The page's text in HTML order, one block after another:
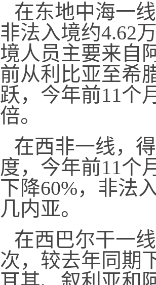
在东地中海一
非法入境约4.62
境人员主要来自
前从利比亚至希
跃，今年前11个
倍。
在西非一线，
度，今年前11个
下降60%，非法
几内亚。
在西巴尔干一
次，较去年同期